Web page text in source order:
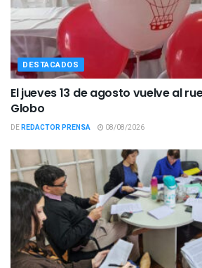
DESTACADOS
El jueves 13 de agosto vuelve al
Globo
DEREDACTOR PRENSA 08/08/2026